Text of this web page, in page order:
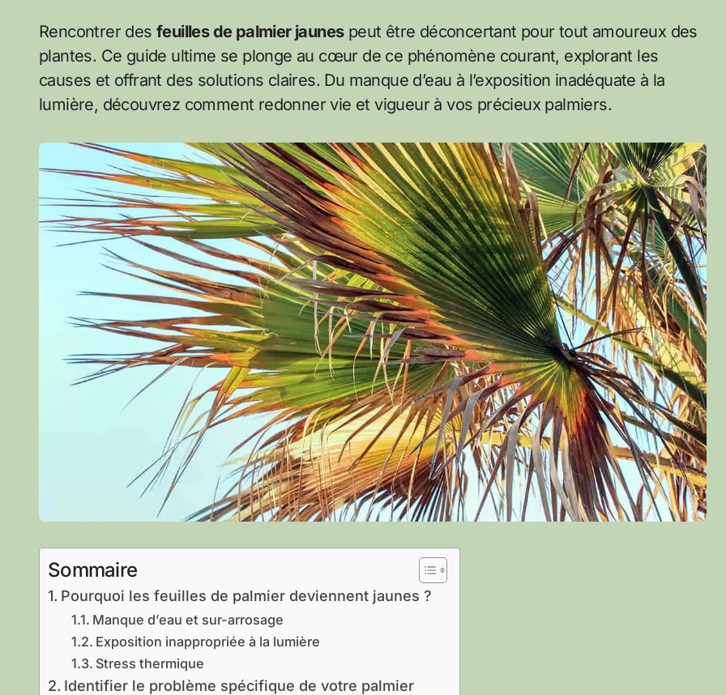
Rencontrer desfeuilles de palmier jaunespeut être déconcertant pour tout amoureux des
plantes. Ce guide ultime se plonge au cœur de ce phénomène courant, explorant les
causes et offrant des solutions claires. Du manque d’eau à l’exposition inadéquate à la
lumière, découvrez comment redonner vie et vigueur à vos précieux palmiers.
Sommaire
Pourquoi les feuilles de palmier deviennent jaunes ?
Manque d’eau et sur-arrosage
Exposition inappropriée à la lumière
Stress thermique
Identifier le problème spécifique de votre palmier